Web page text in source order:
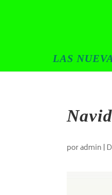
LAS
poradmin |